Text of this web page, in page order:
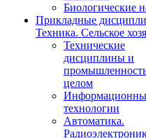
Биологические
Прикладные
Техника. Сельское
Технические
дисциплины и
целом
технологии
Автоматика.